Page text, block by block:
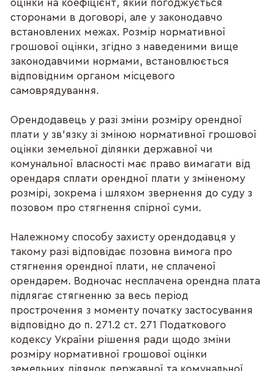
оцінки на коефіцієнт, який погоджується
сторонами в договорі, але у законодавчо
встановлених межах. Розмір нормативної
грошової оцінки, згідно з наведеними вище
законодавчими нормами, встановлюється
відповідним органом місцевого
самоврядування.
Орендодавець у разі зміни розміру орендної
плати у зв’язку зі зміною нормативної грошової
оцінки земельної ділянки державної чи
комунальної власності має право вимагати від
орендаря сплати орендної плати у зміненому
розмірі, зокрема і шляхом звернення до суду з
позовом про стягнення спірної суми.
Належному способу захисту орендодавця у
такому разі відповідає позовна вимога про
стягнення орендної плати, не сплаченої
орендарем. Водночас несплачена орендна плата
підлягає стягненню за весь період
прострочення з моменту початку застосування
відповідно до п. 271.2 ст. 271 Податкового
кодексу України рішення ради щодо зміни
розміру нормативної грошової оцінки